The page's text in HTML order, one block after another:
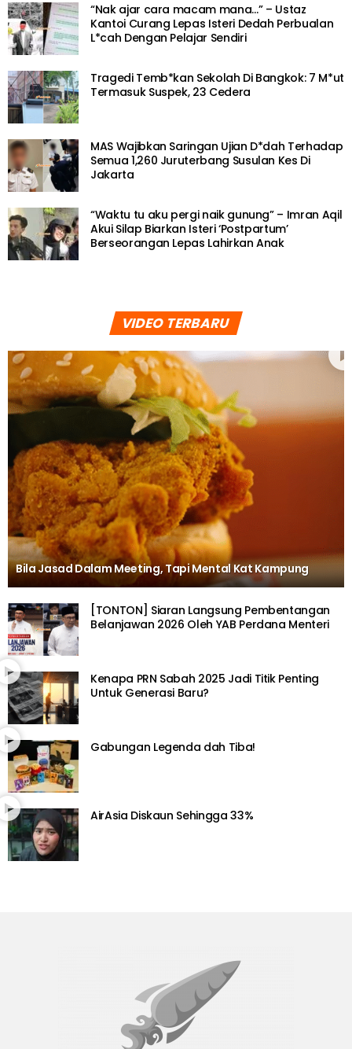
“Nak ajar cara macam mana…” – Ustaz
Kantoi Curang Lepas Isteri Dedah Perbualan
L*cah Dengan Pelajar Sendiri
Tragedi Temb*kan Sekolah Di Bangkok: 7 M*ut
Termasuk Suspek, 23 Cedera
MAS Wajibkan Saringan Ujian D*dah Terhadap
Semua 1,260 Juruterbang Susulan Kes Di
Jakarta
“Waktu tu aku pergi naik gunung” – Imran Aqil
Akui Silap Biarkan Isteri ‘Postpartum’
Berseorangan Lepas Lahirkan Anak
VIDEO TERBARU
Bila Jasad Dalam Meeting, Tapi Mental Kat Kampung
[TONTON] Siaran Langsung Pembentangan
Belanjawan 2026 Oleh YAB Perdana Menteri
Kenapa PRN Sabah 2025 Jadi Titik Penting
Untuk Generasi Baru?
Gabungan Legenda dah Tiba!
AirAsia Diskaun Sehingga 33%